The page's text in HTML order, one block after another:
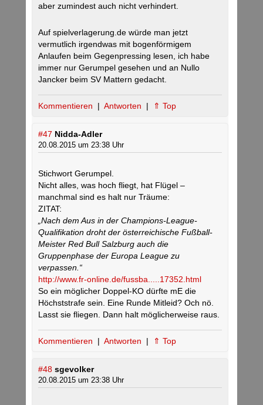
aber zumindest auch nicht verhindert.
Auf spielverlagerung.de würde man jetzt
vermutlich irgendwas mit bogenförmigem
Anlaufen beim Gegenpressing lesen, ich habe
immer nur Gerumpel gesehen und an Nullo
Jancker beim SV Mattern gedacht.
Kommentieren | Antworten | ⇑ Top
#47 Nidda-Adler
20.08.2015 um 23:38 Uhr
Stichwort Gerumpel.
Nicht alles, was hoch fliegt, hat Flügel –
manchmal sind es halt nur Träume:
ZITAT:
„Nach dem Aus in der Champions-League-
Qualifikation droht der österreichische Fußball-
Meister Red Bull Salzburg auch die
Gruppenphase der Europa League zu
verpassen.“
http://www.fr-online.de/fussba.....17352.html
So ein möglicher Doppel-KO dürfte mE die
Höchststrafe sein. Eine Runde Mitleid? Och nö.
Lasst sie fliegen. Dann halt möglicherweise raus.
Kommentieren | Antworten | ⇑ Top
#48 sgevolker
20.08.2015 um 23:38 Uhr